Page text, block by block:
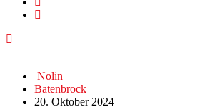
Nolin
Batenbrock
20. Oktober 2024